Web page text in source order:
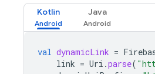
Kotlin Java
val dynamicLink =
link = Uri .parse(